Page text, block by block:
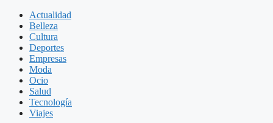
Actualidad
Belleza
Cultura
Deportes
Empresas
Moda
Ocio
Salud
Tecnología
Viajes